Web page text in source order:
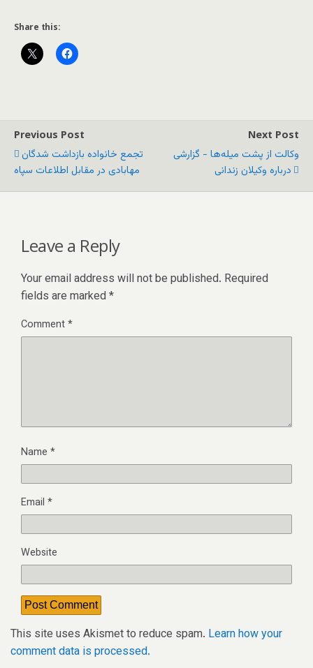
Share this:
Previous Post
تجمع خانواده بازداشت شدگان
مهابادی در مقابل اطلاعات سپاه
Next Post
وکالت از پشت میله‌ها − گزارشی
درباره وکیلان زندانی
Leave a Reply
Your email address will not be published. Required
fields are marked *
Comment*
Name *
Email *
Website
This site uses Akismet to reduce spam. Learn how your
comment data is processed.